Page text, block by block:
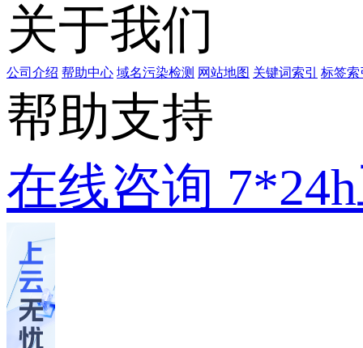
关于我们
公司介绍 帮助中心 域名污染检测 网站地图 关键词索引 标签索
帮助支持
在线咨询